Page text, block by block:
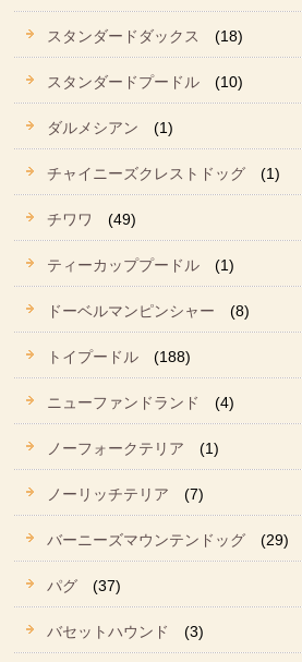
スタンダードダックス (18)
スタンダードプードル (10)
ダルメシアン (1)
チャイニーズクレストドッグ (1)
チワワ (49)
ティーカッププードル (1)
ドーベルマンピンシャー (8)
トイプードル (188)
ニューファンドランド (4)
ノーフォークテリア (1)
ノーリッチテリア (7)
バーニーズマウンテンドッグ (29)
パグ (37)
バセットハウンド (3)